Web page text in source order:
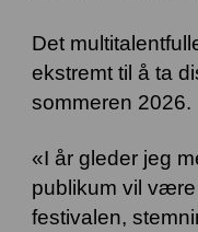
Det
ekstremt til å ta
sommeren 2026.
«I år gleder jeg
publikum vil
festivalen,